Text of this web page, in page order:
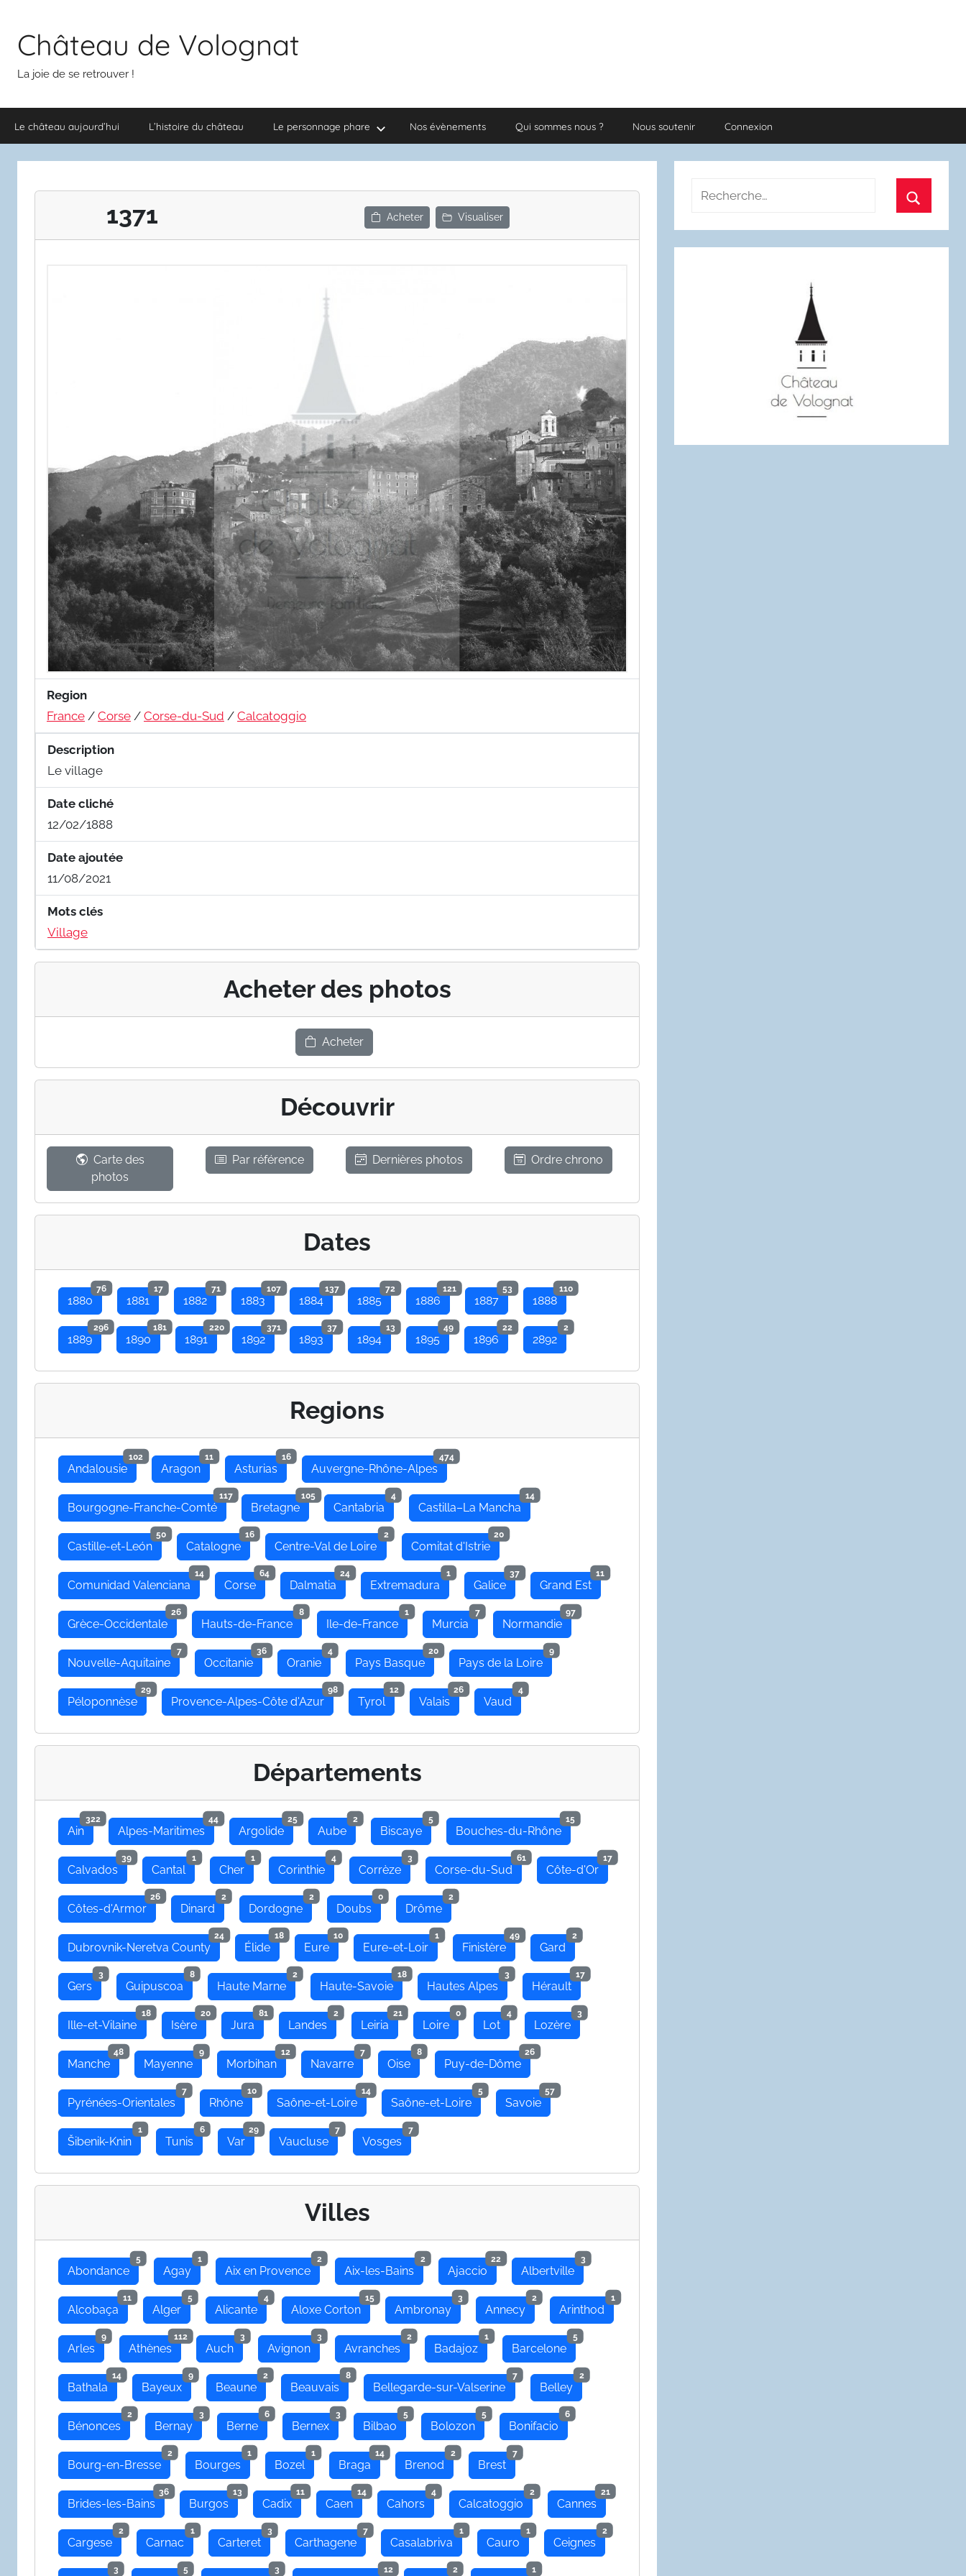
contenuChâteau de Volognat
La joie de se retrouver !
Le château aujourd’hui L’histoire du château Le personnage phare Nos évènements Qui sommes nous ? Nous soutenir Connexion
1371 Acheter Visualiser
Region
France / Corse / Corse-du-Sud / Calcatoggio
Description
Le village
Date cliché
12/02/1888
Date ajoutée
11/08/2021
Mots clés
Village
Acheter des photos
Acheter
Découvrir
Carte des
photos
Par référence Dernières photos Ordre chrono
Dates
1880
76
1881
17
1882
71
1883
107
1884
137
1885
72
1886
121
1887
53
1888
110
1889
296
1890
181
1891
220
1892
371
1893
37
1894
13
1895
49
1896
22
2892
2
Regions
Andalousie
102
Aragon
11
Asturias
16
Auvergne-Rhône-Alpes
474
Bourgogne-Franche-Comté
117
Bretagne
105
Cantabria
4
Castilla–La Mancha
14
Castille-et-León
50
Catalogne
16
Centre-Val de Loire
2
Comitat d'Istrie
20
Comunidad Valenciana
14
Corse
64
Dalmatia
24
Extremadura
1
Galice
37
Grand Est
11
Grèce-Occidentale
26
Hauts-de-France
8
Ile-de-France
1
Murcia
7
Normandie
97
Nouvelle-Aquitaine
7
Occitanie
36
Oranie
4
Pays Basque
20
Pays de la Loire
9
Péloponnèse
29
Provence-Alpes-Côte d'Azur
98
Tyrol
12
Valais
26
Vaud
4
Départements
Ain
322
Alpes-Maritimes
44
Argolide
25
Aube
2
Biscaye
5
Bouches-du-Rhône
15
Calvados
39
Cantal
1
Cher
1
Corinthie
4
Corrèze
3
Corse-du-Sud
61
Côte-d'Or
17
Côtes-d'Armor
26
Dinard
2
Dordogne
2
Doubs
0
Drôme
2
Dubrovnik-Neretva County
24
Élide
18
Eure
10
Eure-et-Loir
1
Finistère
49
Gard
2
Gers
3
Guipuscoa
8
Haute Marne
2
Haute-Savoie
18
Hautes Alpes
3
Hérault
17
Ille-et-Vilaine
18
Isère
20
Jura
81
Landes
2
Leiria
21
Loire
0
Lot
4
Lozère
3
Manche
48
Mayenne
9
Morbihan
12
Navarre
7
Oise
8
Puy-de-Dôme
26
Pyrénées-Orientales
7
Rhône
10
Saône-et-Loire
14
Saône-et-Loire
5
Savoie
57
Šibenik-Knin
1
Tunis
6
Var
29
Vaucluse
7
Vosges
7
Villes
Abondance
5
Agay
1
Aix en Provence
2
Aix-les-Bains
2
Ajaccio
22
Albertville
3
Alcobaça
11
Alger
5
Alicante
4
Aloxe Corton
15
Ambronay
3
Annecy
2
Arinthod
1
Arles
9
Athènes
112
Auch
3
Avignon
3
Avranches
2
Badajoz
1
Barcelone
5
Bathala
14
Bayeux
9
Beaune
2
Beauvais
8
Bellegarde-sur-Valserine
7
Belley
2
Bénonces
2
Bernay
3
Berne
6
Bernex
3
Bilbao
5
Bolozon
5
Bonifacio
6
Bourg-en-Bresse
2
Bourges
1
Bozel
1
Braga
14
Brenod
2
Brest
7
Brides-les-Bains
36
Burgos
13
Cadix
11
Caen
14
Cahors
4
Calcatoggio
2
Cannes
21
Cargese
2
Carnac
1
Carteret
3
Carthagene
7
Casalabriva
1
Cauro
1
Ceignes
2
3 5 3 12 2 1
Recherche
: